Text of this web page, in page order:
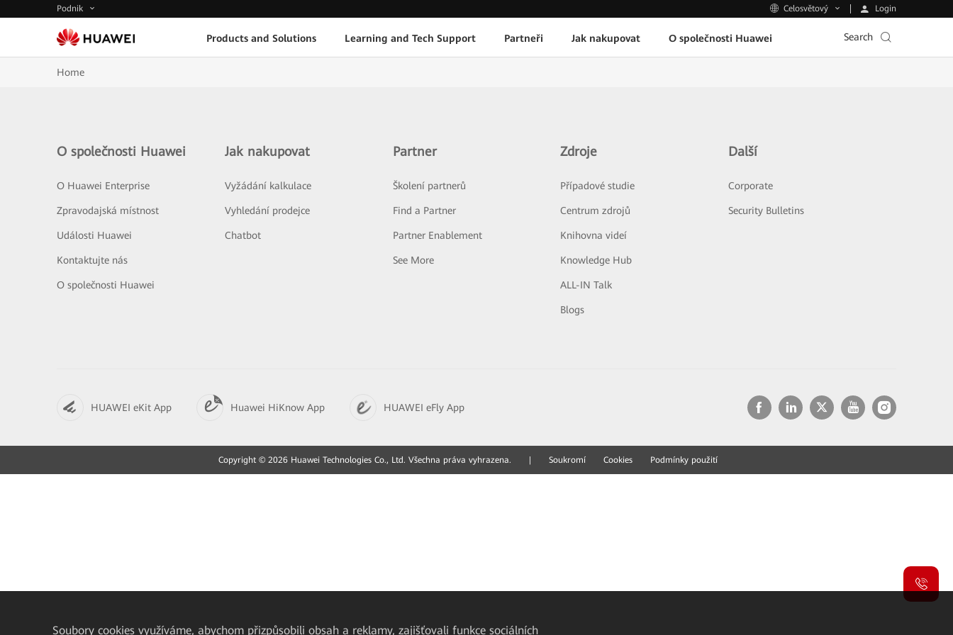
Podnik Celosvětový Login
Products and Solutions Learning and Tech Support Partneři Jak nakupovat O společnosti Huawei Search
Home
O společnosti Huawei
O Huawei Enterprise
Zpravodajská místnost
Události Huawei
Kontaktujte nás
O společnosti Huawei
Jak nakupovat
Vyžádání kalkulace
Vyhledání prodejce
Chatbot
Partner
Školení partnerů
Find a Partner
Partner Enablement
See More
Zdroje
Případové studie
Centrum zdrojů
Knihovna videí
Knowledge Hub
ALL-IN Talk
Blogs
Další
Corporate
Security Bulletins
HUAWEI eKit App Huawei HiKnow App HUAWEI eFly App
Copyright © 2026 Huawei Technologies Co., Ltd. Všechna práva vyhrazena. Soukromí Cookies Podmínky použití
Soubory cookies využíváme, abychom přizpůsobili obsah a reklamy, zajišťovali funkce sociálních